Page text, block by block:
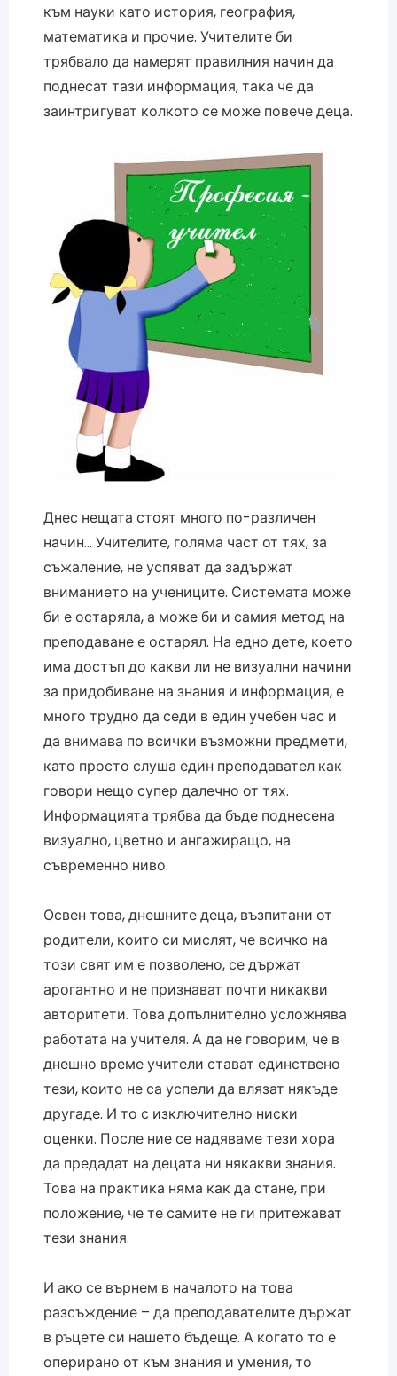
към науки като история, география,
математика и прочие. Учителите би
трябвало да намерят правилния начин да
поднесат тази информация, така че да
заинтригуват колкото се може повече деца.
Днес нещата стоят много по-различен
начин… Учителите, голяма част от тях, за
съжаление, не успяват да задържат
вниманието на учениците. Системата може
би е остаряла, а може би и самия метод на
преподаване е остарял. На едно дете, което
има достъп до какви ли не визуални начини
за придобиване на знания и информация, е
много трудно да седи в един учебен час и
да внимава по всички възможни предмети,
като просто слуша един преподавател как
говори нещо супер далечно от тях.
Информацията трябва да бъде поднесена
визуално, цветно и ангажиращо, на
съвременно ниво.
Освен това, днешните деца, възпитани от
родители, които си мислят, че всичко на
този свят им е позволено, се държат
арогантно и не признават почти никакви
авторитети. Това допълнително усложнява
работата на учителя. А да не говорим, че в
днешно време учители стават единствено
тези, които не са успели да влязат някъде
другаде. И то с изключително ниски
оценки. После ние се надяваме тези хора
да предадат на децата ни някакви знания.
Това на практика няма как да стане, при
положение, че те самите не ги притежават
тези знания.
И ако се върнем в началото на това
разсъждение – да преподавателите държат
в ръцете си нашето бъдеще. А когато то е
оперирано от към знания и умения, то